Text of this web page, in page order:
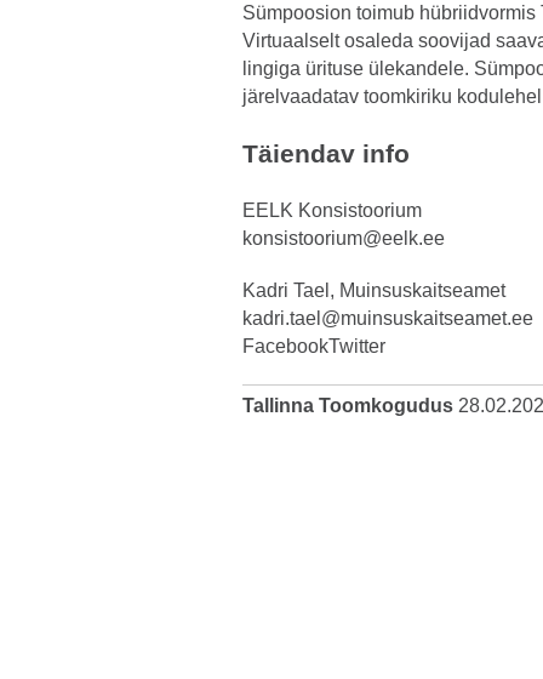
Sümpoosion toimub
Virtuaalselt osaleda soovijad
lingiga ürituse ülekandele.
järelvaadatav toomkiriku
Täiendav info
EELK Konsistoorium
konsistoorium@eelk.ee
Kadri Tael, Muinsuskaitseamet
kadri.tael@muinsuskaitseamet.ee
FacebookTwitter
Tallinna Toomkogudus